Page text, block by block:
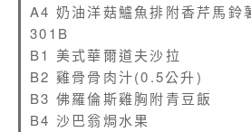
A4 奶油洋菇鱸魚排附香芹馬鈴
301B
B1 美式華爾道夫沙拉
B2 雞骨骨肉汁(0.5公升)
B3 佛羅倫斯雞胸附青豆飯
B4 沙巴翁焗水果